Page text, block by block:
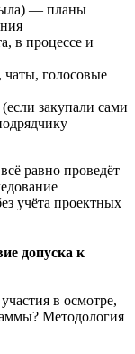
— планы
в процессе и
чаты, голосовые
закупали сами
равно проведёт
учёта проектных
допуска к
в осмотре,
Методология